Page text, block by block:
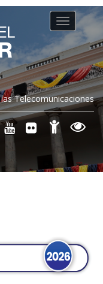
Telecomunicaciones
Toggle
navigation